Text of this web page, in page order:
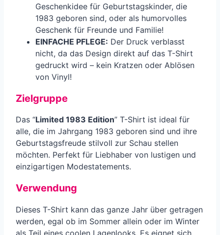
Geschenkidee für Geburtstagskinder, die
1983 geboren sind, oder als humorvolles
Geschenk für Freunde und Familie!
EINFACHE PFLEGE: Der Druck verblasst
nicht, da das Design direkt auf das T-Shirt
gedruckt wird – kein Kratzen oder Ablösen
von Vinyl!
Zielgruppe
Das “Limited 1983 Edition” T-Shirt ist ideal für
alle, die im Jahrgang 1983 geboren sind und ihre
Geburtstagsfreude stilvoll zur Schau stellen
möchten. Perfekt für Liebhaber von lustigen und
einzigartigen Modestatements.
Verwendung
Dieses T-Shirt kann das ganze Jahr über getragen
werden, egal ob im Sommer allein oder im Winter
als Teil eines coolen Lagenlooks. Es eignet sich